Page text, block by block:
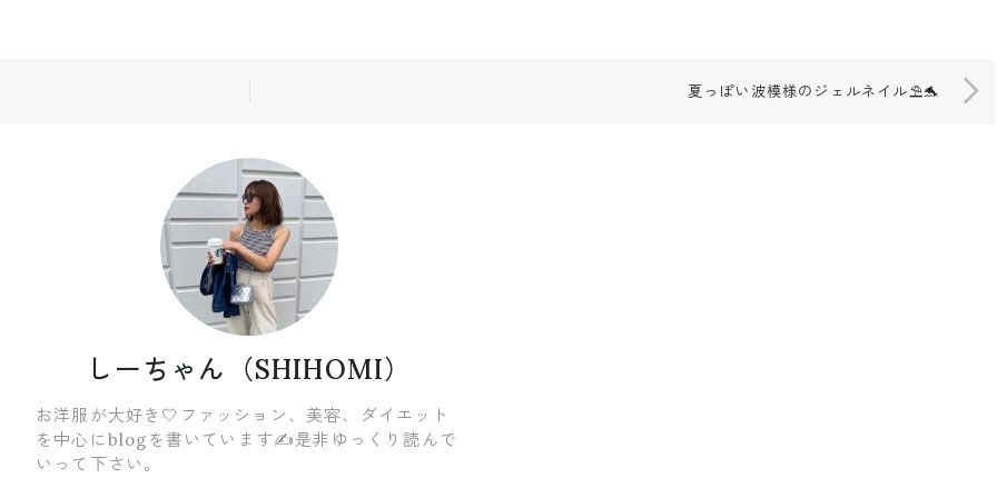
夏っぽい波模様のジェルネイル⛱🐬
しーちゃん（SHIHOMI）
お洋服が大好き🤍ファッション、美容、ダイエット
を中心にblogを書いています✍️是非ゆっくり読んで
いって下さい。